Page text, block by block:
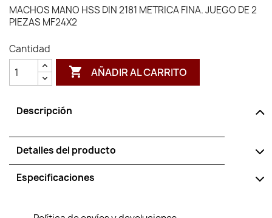
MACHOS MANO HSS DIN 2181 METRICA FINA. JUEGO DE 2
PIEZAS MF24X2
Cantidad
 AÑADIR AL CARRITO
Descripción
Detalles del producto
Especificaciones